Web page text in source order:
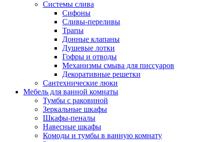
Системы слива
Сифоны
Сливы-переливы
Трапы
Донные клапаны
Душевые лотки
Гофры и отводы
Механизмы смыва для писсуаров
Декоративные решетки
Сантехнические люки
Мебель для ванной комнаты
Тумбы с раковиной
Зеркальные шкафы
Шкафы-пеналы
Навесные шкафы
Комоды и тумбы в ванную комнату